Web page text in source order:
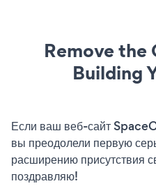
Remove the
Building
Если ваш веб-сайт
вы преодолели первую
расширению присутствия
поздравляю!